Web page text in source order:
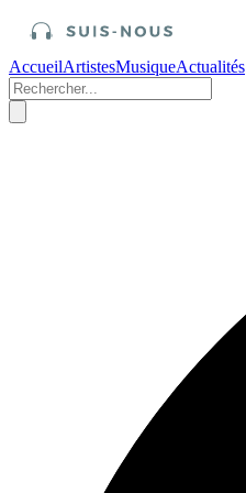
AccueilArtistesMusiqueActualités